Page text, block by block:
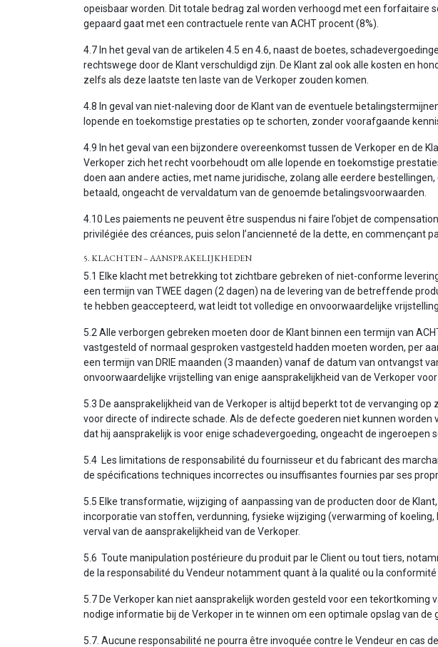
opeisbaar worden. Dit totale bedrag zal worden verhoogd met een forfaitaire
gepaard gaat met een contractuele rente van ACHT procent (8%).
4.7 In het geval van de artikelen 4.5 en 4.6, naast de boetes,
rechtswege door de Klant verschuldigd zijn. De Klant zal ook alle kosten en
zelfs als deze laatste ten laste van de Verkoper zouden komen.
4.8 In geval van niet-naleving door de Klant van de eventuele
lopende en toekomstige prestaties op te schorten, zonder voorafgaande
4.9 In het geval van een bijzondere overeenkomst tussen de Verkoper en de
Verkoper zich het recht voorbehoudt om alle lopende en toekomstige
doen aan andere acties, met name juridische, zolang alle eerdere
betaald, ongeacht de vervaldatum van de genoemde betalingsvoorwaarden.
4.10 Les paiements ne peuvent être suspendus ni faire l’objet de
privilégiée des créances, puis selon l’ancienneté de la dette, en commençant
5. KLACHTEN – AANSPRAKELIJKHEDEN
5.1 Elke klacht met betrekking tot zichtbare gebreken of niet-conforme
een termijn van TWEE dagen (2 dagen) na de levering van de betreffende
te hebben geaccepteerd, wat leidt tot volledige en onvoorwaardelijke
5.2 Alle verborgen gebreken moeten door de Klant binnen een termijn van
vastgesteld of normaal gesproken vastgesteld hadden moeten worden, per
een termijn van DRIE maanden (3 maanden) vanaf de datum van ontvangst
onvoorwaardelijke vrijstelling van enige aansprakelijkheid van de Verkoper
5.3 De aansprakelijkheid van de Verkoper is altijd beperkt tot de vervanging
voor directe of indirecte schade. Als de defecte goederen niet kunnen
dat hij aansprakelijk is voor enige schadevergoeding, ongeacht de ingeroepen
5.4 Les limitations de responsabilité du fournisseur et du fabricant des
de spécifications techniques incorrectes ou insuffisantes fournies par ses
5.5 Elke transformatie, wijziging of aanpassing van de producten door de
incorporatie van stoffen, verdunning, fysieke wijziging (verwarming of
verval van de aansprakelijkheid van de Verkoper.
5.6 Toute manipulation postérieure du produit par le Client ou tout tiers,
de la responsabilité du Vendeur notamment quant à la qualité ou la conformité
5.7 De Verkoper kan niet aansprakelijk worden gesteld voor een tekortkoming
nodige informatie bij de Verkoper in te winnen om een optimale opslag van de
5.7. Aucune responsabilité ne pourra être invoquée contre le Vendeur en